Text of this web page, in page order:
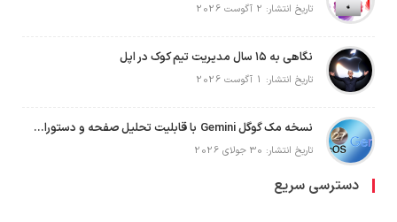
تاریخ انتشار: 2 آگوست 2026
نگاهی به ۱۵ سال مدیریت تیم کوک در اپل
تاریخ انتشار: 1 آگوست 2026
نسخه مک گوگل Gemini با قابلیت تحلیل صفحه و دستورات صوتی در به‌روزرسانی جدید
تاریخ انتشار: 30 جولای 2026
دسترسی سریع